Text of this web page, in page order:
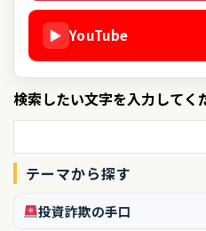
▶ YouTube
検索したい文字を入力してく
テーマから探す
投資詐欺の手口